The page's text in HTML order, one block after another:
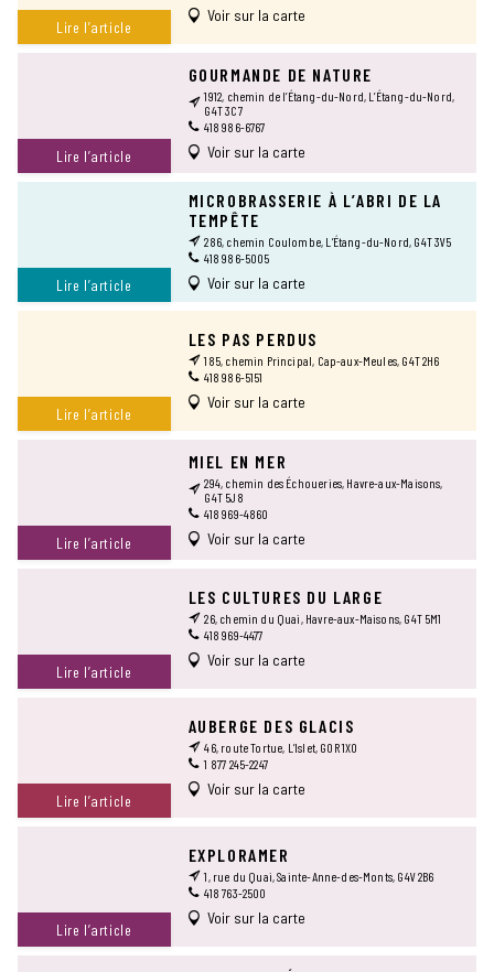
Lire l’article
Voir sur la carte
Lire l’article
GOURMANDE DE NATURE
1912, chemin de l’Étang-du-Nord, L’Étang-du-Nord,
G4T 3C7
418 986-6767
Voir sur la carte
Lire l’article
MICROBRASSERIE À L’ABRI DE LA
TEMPÊTE
286, chemin Coulombe, L’Étang-du-Nord, G4T 3V5
418 986-5005
Voir sur la carte
Lire l’article
LES PAS PERDUS
185, chemin Principal, Cap-aux-Meules, G4T 2H6
418 986-5151
Voir sur la carte
Lire l’article
MIEL EN MER
294, chemin des Échoueries, Havre-aux-Maisons,
G4T 5J8
418 969-4860
Voir sur la carte
Lire l’article
LES CULTURES DU LARGE
26, chemin du Quai, Havre-aux-Maisons, G4T 5M1
418 969-4477
Voir sur la carte
Lire l’article
AUBERGE DES GLACIS
46, route Tortue, L’Islet, G0R 1X0
1 877 245-2247
Voir sur la carte
Lire l’article
EXPLORAMER
1, rue du Quai, Sainte-Anne-des-Monts, G4V 2B6
418 763-2500
Voir sur la carte